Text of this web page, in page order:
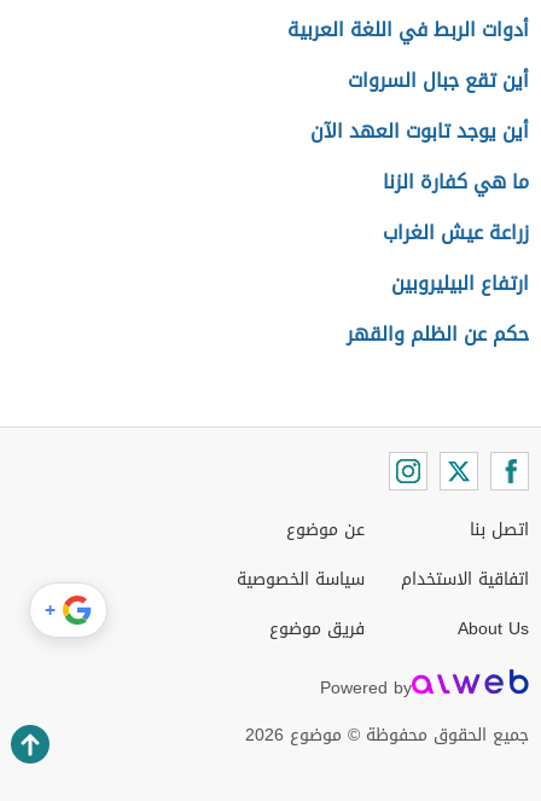
أدوات الربط في اللغة العربية
أين تقع جبال السروات
أين يوجد تابوت العهد الآن
ما هي كفارة الزنا
زراعة عيش الغراب
ارتفاع البيليروبين
حكم عن الظلم والقهر
اتصل بنا
اتفاقية الاستخدام
About Us
عن موضوع
سياسة الخصوصية
فريق موضوع
Powered by
جميع الحقوق محفوظة © موضوع 2026
+